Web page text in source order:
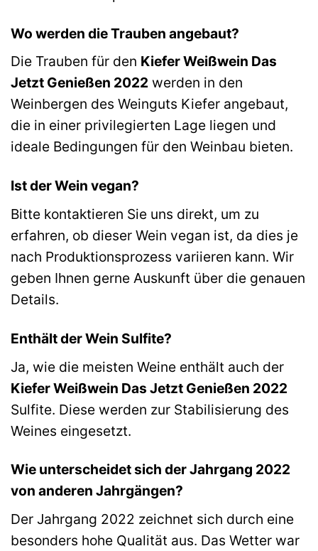
Wo werden die Trauben angebaut?
Die Trauben für den Kiefer Weißwein Das
Jetzt Genießen 2022 werden in den
Weinbergen des Weinguts Kiefer angebaut,
die in einer privilegierten Lage liegen und
ideale Bedingungen für den Weinbau bieten.
Ist der Wein vegan?
Bitte kontaktieren Sie uns direkt, um zu
erfahren, ob dieser Wein vegan ist, da dies je
nach Produktionsprozess variieren kann. Wir
geben Ihnen gerne Auskunft über die genauen
Details.
Enthält der Wein Sulfite?
Ja, wie die meisten Weine enthält auch der
Kiefer Weißwein Das Jetzt Genießen 2022
Sulfite. Diese werden zur Stabilisierung des
Weines eingesetzt.
Wie unterscheidet sich der Jahrgang 2022
von anderen Jahrgängen?
Der Jahrgang 2022 zeichnet sich durch eine
besonders hohe Qualität aus. Das Wetter war